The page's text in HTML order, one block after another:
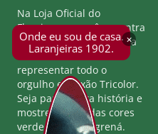
×
Onde eu sou de casa.
Laranjeiras 1902.
Na Loja Oficial do
Fluminense, você encontra
produtos exclusivos para
torcer, comemorar e
representar todo o
orgulho e paixão Tricolor.
Seja parte desta história e
mostre a força das cores
verde, branco e grená.